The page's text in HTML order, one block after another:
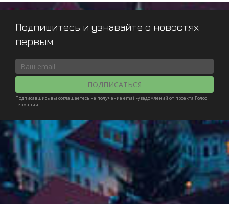
Подпишитесь и узнавайте о новостях
первым
ПОДПИСАТЬСЯ
Подписавшись вы соглашаетесь на получение email-уведомлений от проекта Голос
Германии.